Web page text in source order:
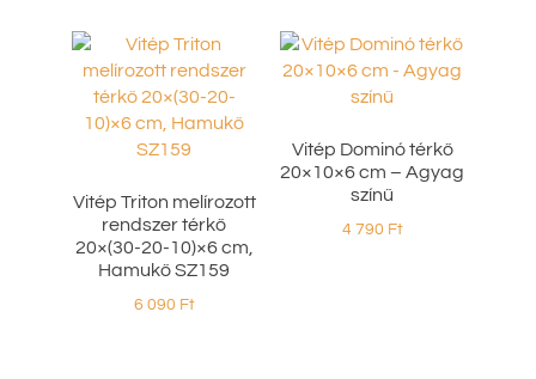
Vitép Triton melírozott
rendszer térkő
20×(30-20-10)×6 cm,
Hamukő SZ159
6 090 Ft
Vitép Dominó térkő
20×10×6 cm – Agyag
színű
4 790 Ft